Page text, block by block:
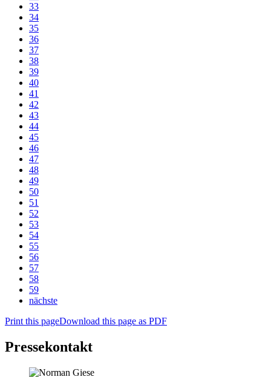
33
34
35
36
37
38
39
40
41
42
43
44
45
46
47
48
49
50
51
52
53
54
55
56
57
58
59
nächste
Print this pageDownload this page as PDF
Pressekontakt